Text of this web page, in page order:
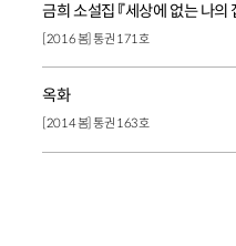
금희 소설집 『세상에 없는 나의
[2016 봄] 통권 171호
옥화
[2014 봄] 통권 163호